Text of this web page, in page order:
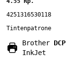
4251316530118
Tintenpatrone
Brother DCP
InkJet